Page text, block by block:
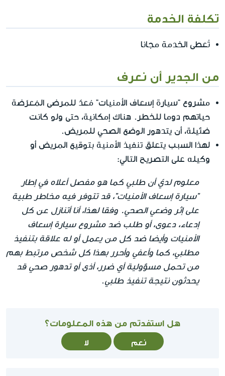
تكلفة الخدمة
تُعطى الخدمة مجانا
من الجدير أن نعرف
مشروع "سيارة إسعاف الأمنيات" مُعدّ للمرضى المُعرّضة
حياتهم دوما للخطر. هناك إمكانية، حتى ولو كانت
ضئيلة، أن يتدهور الوضع الصحي للمريض.
لهذا السبب يتعلق تنفيذ الأمنية بتوقيع المريض أو
وكيله على التصريح التالي:
معلوم لديّ أن طلبي كما هو مفصل أعلاه في إطار
"سيارة إسعاف الأمنيات"، قد تتوفر فيه مخاطر طبية
على إثر وضعي الصحي. وفقا لهذا، أنا أتنازل عن كل
إدعاء، دعوى، أو طلب ضد مشروع سيارة إسعاف
الأمنيات وأيضا ضد كل من يعمل أو له علاقة بتنفيذ
مطلبي، كما وأعفي وأحرر بهذا كل شخص مرتبط بهم
من تحمل مسؤولية أي ضرر، أذى أو تدهور صحي قد
يحدثون نتيجة تنفيذ طلبي.
هل استفدتم من هذه المعلومات؟
نعم لا